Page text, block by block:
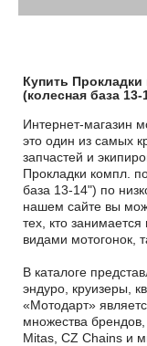
Купить
(колесная база 13-
Интернет-магазин
это один из самых
запчастей и
Прокладки компл.
база 13-14") по
нашем сайте вы
тех, кто
видами мотогонок,
В каталоге
эндуро, круизеры,
«Мотодарт»
множества брендов,
Mitas, CZ Chains и